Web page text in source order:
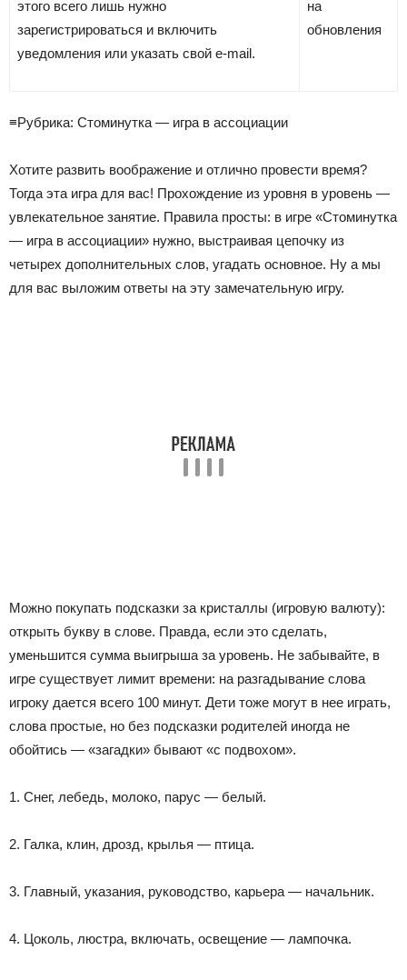
этого всего лишь нужно
зарегистрироваться и включить
уведомления или указать свой e-mail.
на
обновления
≡Рубрика: Стоминутка — игра в ассоциации
Хотите развить воображение и отлично провести время?
Тогда эта игра для вас! Прохождение из уровня в уровень —
увлекательное занятие. Правила просты: в игре «Стоминутка
— игра в ассоциации» нужно, выстраивая цепочку из
четырех дополнительных слов, угадать основное. Ну а мы
для вас выложим ответы на эту замечательную игру.
Можно покупать подсказки за кристаллы (игровую валюту):
открыть букву в слове. Правда, если это сделать,
уменьшится сумма выигрыша за уровень. Не забывайте, в
игре существует лимит времени: на разгадывание слова
игроку дается всего 100 минут. Дети тоже могут в нее играть,
слова простые, но без подсказки родителей иногда не
обойтись — «загадки» бывают «с подвохом».
1. Снег, лебедь, молоко, парус — белый.
2. Галка, клин, дрозд, крылья — птица.
3. Главный, указания, руководство, карьера — начальник.
4. Цоколь, люстра, включать, освещение — лампочка.